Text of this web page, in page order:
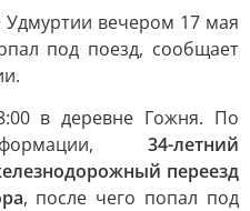
вечером 17 мая
под поезд, сообщает
в деревне Гожня. По
34-летний
переезд
, после чего попал под